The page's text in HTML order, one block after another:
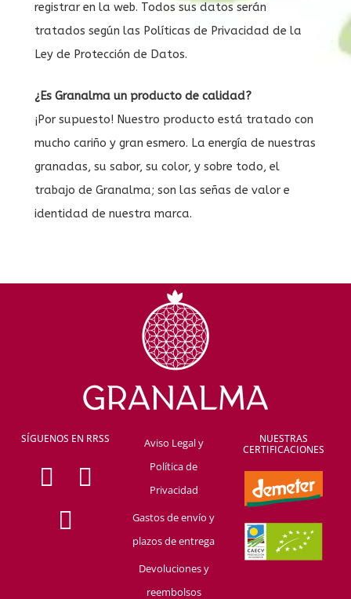
registrar en la web. Todos sus datos serán
tratados según las Políticas de Privacidad de la
Ley de Protección de Datos.
¿Es Granalma un producto de calidad?
¡Por supuesto! Nuestro producto está tratado con
mucho cariño y gran esmero. La energía de nuestras
granadas, su sabor, su color, y sobre todo, el
trabajo de Granalma; son las señas de valor e
identidad de nuestra marca.
SÍGUENOS EN RRSS
F
I
u
Aviso Legal y
Política de
Privacidad
Gastos de envío y
plazos de entrega
Devoluciones y
reembolsos
NUESTRAS
CERTIFICACIONES